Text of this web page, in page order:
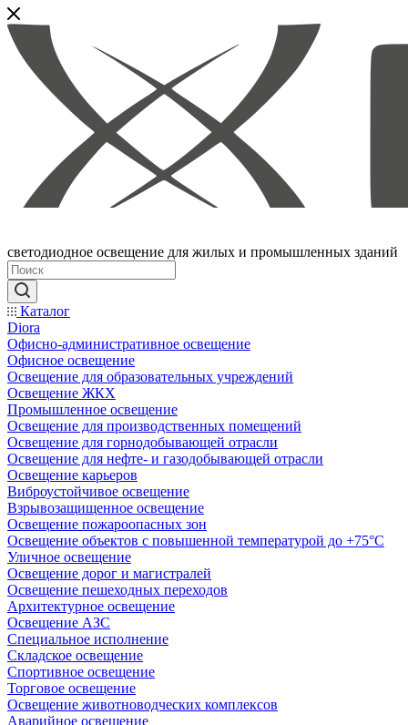
светодиодное освещение для жилых и промышленных зданий
Каталог
Diora
Офисно-административное освещение
Офисное освещение
Освещение для образовательных учреждений
Освещение ЖКХ
Промышленное освещение
Освещение для производственных помещений
Освещение для горнодобывающей отрасли
Освещение для нефте- и газодобывающей отрасли
Освещение карьеров
Виброустойчивое освещение
Взрывозащищенное освещение
Освещение пожароопасных зон
Освещение объектов с повышенной температурой до +75°C
Уличное освещение
Освещение дорог и магистралей
Освещение пешеходных переходов
Архитектурное освещение
Освещение АЗС
Специальное исполнение
Складское освещение
Спортивное освещение
Торговое освещение
Освещение животноводческих комплексов
Аварийное освещение